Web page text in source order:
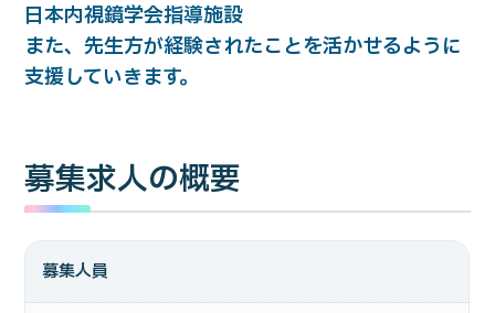
日本内視鏡学会指導施設
また、先生方が経験されたことを活かせるように
支援していきます。
募集求人の概要
募集人員